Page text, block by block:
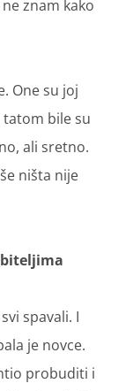
znam kako
One su joj
tatom bile su
ali sretno.
ništa nije
spavali. I
je novce.
probuditi i